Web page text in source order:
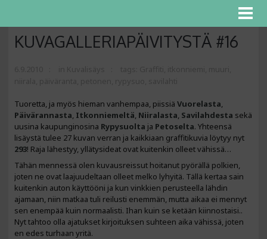
KUVAGALLERIAPÄIVITYSTÄ #16
Tuoretta, ja myös hieman vanhempaa, piissiä Vuorelasta,
Päivärannasta, Itkonniemeltä, Niiralasta, Savilahdesta sekä
uusina kaupunginosina Rypysuolta ja Petoselta. Yhteensä
lisäystä tulee 27 kuvan verran ja kaikkiaan graffitikuvia löytyy nyt
293! Raja lähestyy, yllätysideat ovat kuitenkin olleet vähissä…
Tähän mennessä olen kuvausreissut hoitanut pyörällä polkien,
joten ne ovat laajuudeltaan olleet melko lyhyitä. Tällä kertaa sain
kuitenkin auton käyttööni ja kun vinkkien perusteella lähdin
ajamaan, niin matkaa tuli reilusti enemmän, mutta aikaa ei mennyt
sen enempää kuin normaalisti. Ihan kuin se ketään kiinnostaisi..
Nyt tahtoo olla ajatukset kirjoituksen suhteen aika vähissä, joten
en edes turhaan yritä.